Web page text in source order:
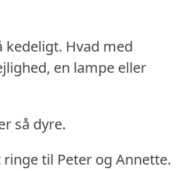
kedeligt. Hvad med
en lampe eller
så dyre.
til Peter og Annette.